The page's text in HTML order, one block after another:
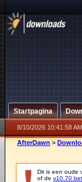
Startpagina
8/10/2026 10:41:58 AM
AfterDawn >
Dit is een oude
of de v10.70